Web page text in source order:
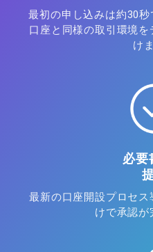
最初の申し込みは約30
口座と同様の取引環境
け
必要
最新の口座開設プロセ
けで承認が